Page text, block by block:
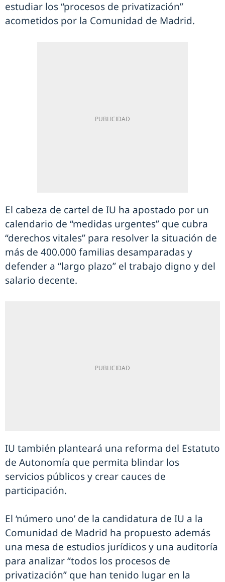
estudiar los “procesos de privatización”
acometidos por la Comunidad de Madrid.
El cabeza de cartel de IU ha apostado por un
calendario de “medidas urgentes” que cubra
“derechos vitales” para resolver la situación de
más de 400.000 familias desamparadas y
defender a “largo plazo” el trabajo digno y del
salario decente.
IU también planteará una reforma del Estatuto
de Autonomía que permita blindar los
servicios públicos y crear cauces de
participación.
El ‘número uno’ de la candidatura de IU a la
Comunidad de Madrid ha propuesto además
una mesa de estudios jurídicos y una auditoría
para analizar “todos los procesos de
privatización” que han tenido lugar en la